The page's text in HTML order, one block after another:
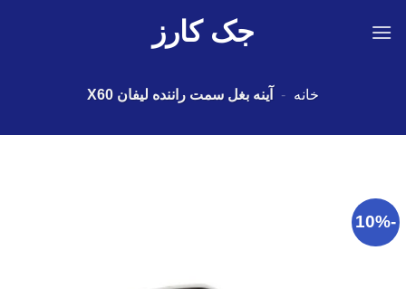
جک کارز
خانه - آینه بغل سمت راننده لیفان X60
-10%